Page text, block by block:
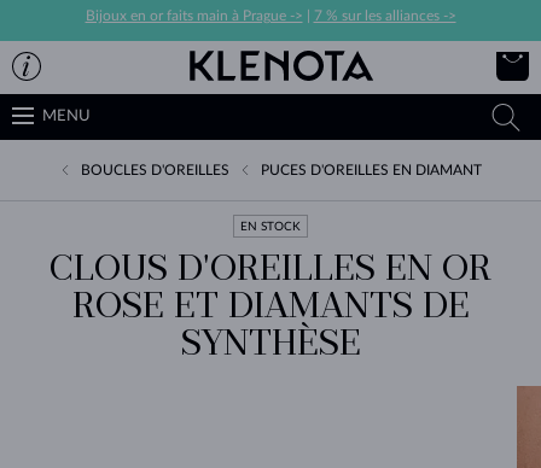
Bijoux en or faits main à Prague -> 7 % sur les alliances ->
MENU
BOUCLES D'OREILLES PUCES D'OREILLES EN DIAMANT
EN STOCK
CLOUS D'OREILLES EN OR
ROSE ET DIAMANTS DE
SYNTHÈSE